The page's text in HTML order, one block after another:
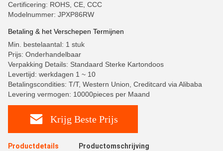
Certificering: ROHS, CE, CCC
Modelnummer: JPXP86RW
Betaling & het Verschepen Termijnen
Min. bestelaantal: 1 stuk
Prijs: Onderhandelbaar
Verpakking Details: Standaard Sterke Kartondoos
Levertijd: werkdagen 1 ~ 10
Betalingscondities: T/T, Western Union, Creditcard via Alibaba
Levering vermogen: 10000pieces per Maand
Krijg Beste Prijs
Productdetails Productomschrijving